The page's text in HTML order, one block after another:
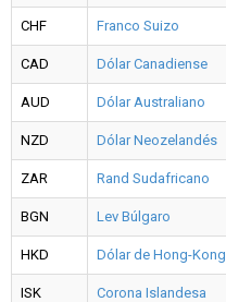
CHF Franco Suizo
CAD Dólar Canadiense
AUD Dólar Australiano
NZD Dólar Neozelandés
ZAR Rand Sudafricano
BGN Lev Búlgaro
HKD Dólar de Hong-Kong
ISK Corona Islandesa